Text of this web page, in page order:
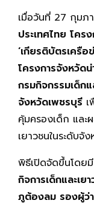
เมื่อวันที่ 27 กุมภ
ประเทศไทย โคร
‘เกียรติบัตรเครือ
โครงการจังหวัด
กรมกิจกรรมเด็ก
จังหวัดเพชรบุรี
คุ้มครองเด็ก และ
เยาวชนในระดับจั
พิธีเปิดจัดขึ้นโดยมี
กิจการเด็กและเย
ภูต้องลม รองผู้ว่